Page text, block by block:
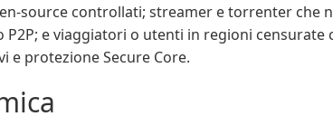
source controllati; streamer e torrenter che
P2P; e viaggiatori o utenti in regioni censurate
e protezione Secure Core.